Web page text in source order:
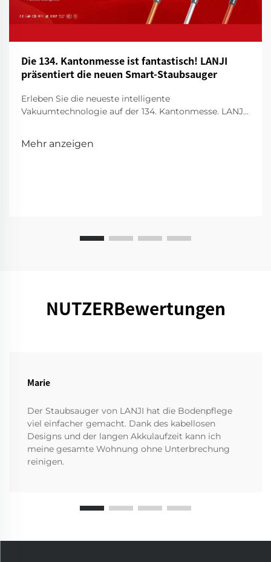
Die 134. Kantonmesse ist fantastisch! LANJI
präsentiert die neuen Smart-Staubsauger
Erleben Sie die neueste intelligente
Vakuumtechnologie auf der 134. Kantonmesse. LANJI
für eine Vorführung!
Mehr anzeigen
NUTZERBewertungen
Marie
Der Staubsauger von LANJI hat die Bodenpflege
viel einfacher gemacht. Dank des kabellosen
Designs und der langen Akkulaufzeit kann ich
meine gesamte Wohnung ohne Unterbrechung
reinigen.